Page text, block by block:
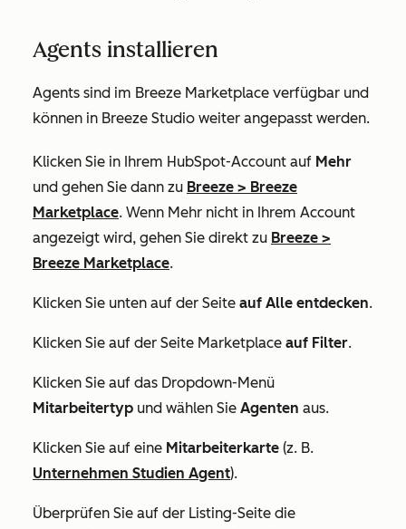
Agents installieren
Agents sind im Breeze Marketplace verfügbar und
können in Breeze Studio weiter angepasst werden.
Klicken Sie in Ihrem HubSpot-Account auf Mehr
und gehen Sie dann zu Breeze > Breeze
Marketplace. Wenn Mehr nicht in Ihrem Account
angezeigt wird, gehen Sie direkt zu Breeze >
Breeze Marketplace.
Klicken Sie unten auf der Seite auf Alle entdecken.
Klicken Sie auf der Seite Marketplace auf Filter.
Klicken Sie auf das Dropdown-Menü
Mitarbeitertyp und wählen Sie Agenten aus.
Klicken Sie auf eine Mitarbeiterkarte (z. B.
Unternehmen Studien Agent).
Überprüfen Sie auf der Listing-Seite die